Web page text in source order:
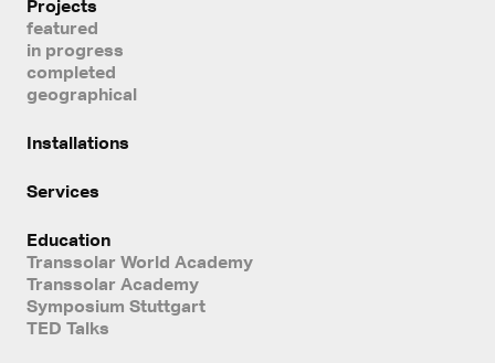
Projects
featured
in progress
completed
geographical
Installations
Services
Education
Transsolar World Academy
Transsolar Academy
Symposium Stuttgart
TED Talks